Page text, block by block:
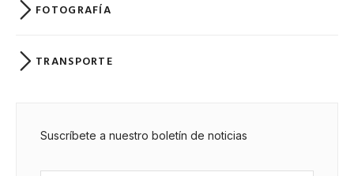
FOTOGRAFÍA
TRANSPORTE
Suscríbete a nuestro boletín de noticias